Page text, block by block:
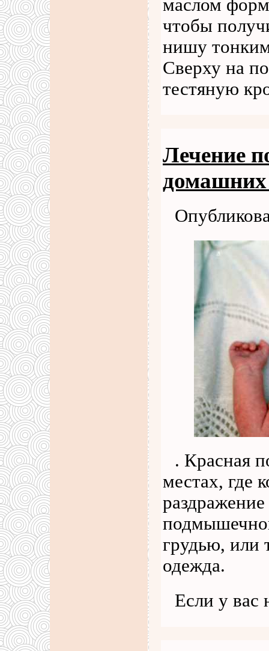
маслом
чтобы
нишу
Сверху на
тестяную
Лечение
домашних
. Красная
местах, где
грудью, или
одежда.
Если у вас